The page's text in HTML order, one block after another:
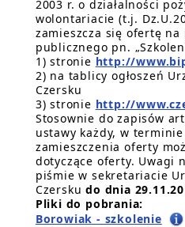
2003 r. o działalności
wolontariacie (t.j.
zamieszcza się ofertę
publicznego pn.
1) stronie http://
2) na tablicy ogłoszeń
Czersku
3) stronie http://
Stosownie do zapisów
ustawy każdy, w
zamieszczenia oferty
dotyczące oferty. Uwagi
piśmie w sekretariacie
Czerskudo dnia
Pliki do pobrania:
Borowiak - szkolenie